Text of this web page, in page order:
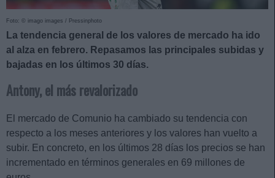
Foto: © imago images / Pressinphoto
La tendencia general de los valores de mercado ha ido
al alza en febrero. Repasamos las principales subidas y
bajadas en los últimos 30 días.
Antony, el más revalorizado
El mercado de Comunio ha cambiado su tendencia con
respecto a los meses anteriores y los valores han vuelto a
subir. En concreto, en los últimos 28 días los precios se han
incrementado en términos generales en 69 millones de